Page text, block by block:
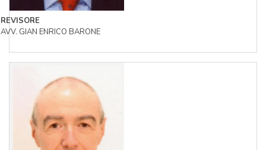
REVISORE
AVV. GIAN ENRICO BARONE